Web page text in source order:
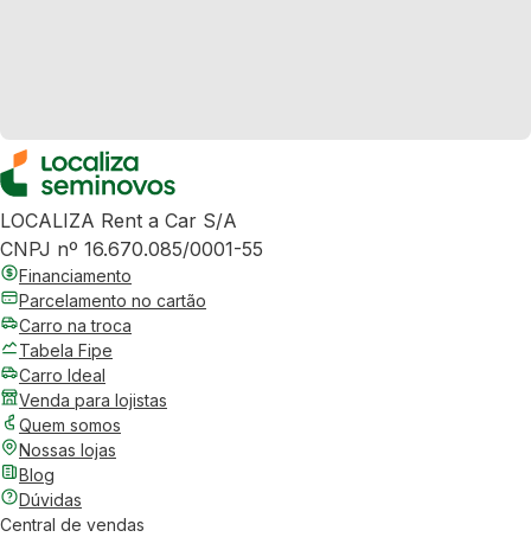
LOCALIZA Rent a Car S/A
CNPJ nº 16.670.085/0001-55
Financiamento
Parcelamento no cartão
Carro na troca
Tabela Fipe
Carro Ideal
Venda para lojistas
Quem somos
Nossas lojas
Blog
Dúvidas
Central de vendas